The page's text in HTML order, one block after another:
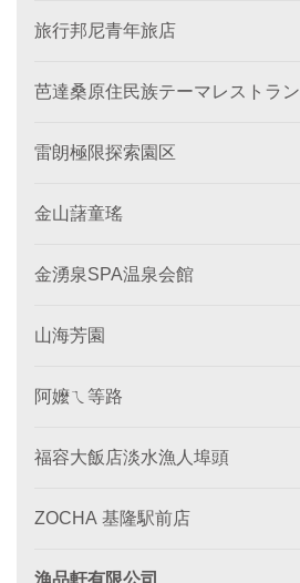
旅行邦尼青年旅店
芭達桑原住民族テーマレストラン
雷朗極限探索園区
金山藷童瑤
金湧泉SPA温泉会館
山海芳園
阿嬤ㄟ等路
福容大飯店淡水漁人埠頭
ZOCHA 基隆駅前店
漁品軒有限公司